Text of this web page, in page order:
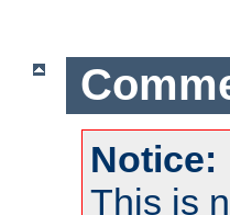
Notice:
This is